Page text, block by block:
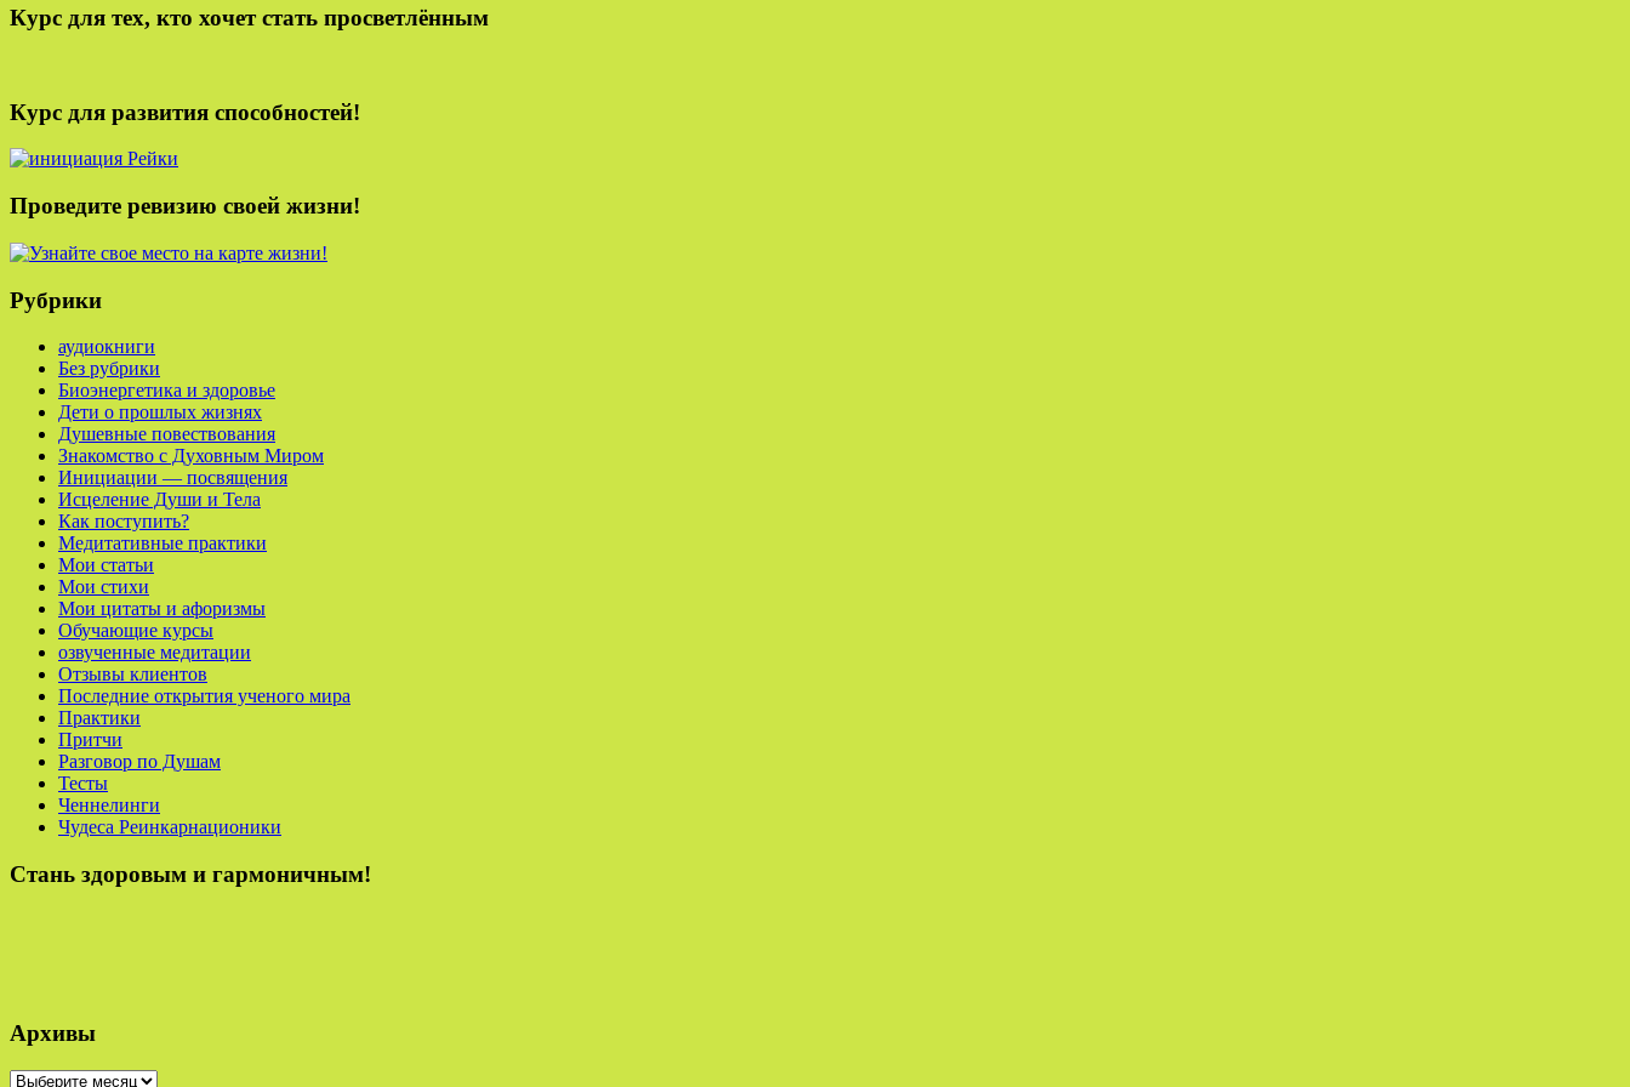
Курс для тех, кто хочет стать просветлённым
Курс для развития способностей!
Проведите ревизию своей жизни!
Рубрики
аудиокниги
Без рубрики
Биоэнергетика и здоровье
Дети о прошлых жизнях
Душевные повествования
Знакомство с Духовным Миром
Инициации — посвящения
Исцеление Души и Тела
Как поступить?
Медитативные практики
Мои статьи
Мои стихи
Мои цитаты и афоризмы
Обучающие курсы
озвученные медитации
Отзывы клиентов
Последние открытия ученого мира
Практики
Притчи
Разговор по Душам
Тесты
Ченнелинги
Чудеса Реинкарнационики
Стань здоровым и гармоничным!
Архивы
Архивы